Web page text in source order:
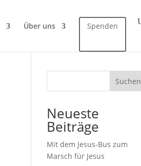
Über uns Spenden
Suchen
Neueste
Beiträge
Mit dem Jesus-Bus zum
Marsch für Jesus